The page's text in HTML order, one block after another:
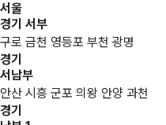
서울
경기 서부
구로 금천 영등포 부천 광명
경기
서남부
안산 시흥 군포 의왕 안양 과천
경기